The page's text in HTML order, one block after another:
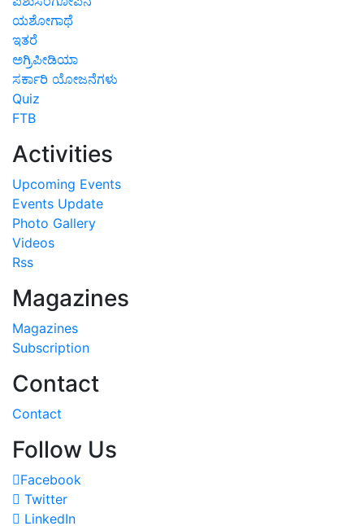
ಯಶೋಗಾಥೆ
ಇತರೆ
ಅಗ್ರಿಪೀಡಿಯಾ
ಸರ್ಕಾರಿ ಯೋಜನೆಗಳು
Quiz
FTB
Activities
Upcoming Events
Events Update
Photo Gallery
Videos
Rss
Magazines
Magazines
Subscription
Contact
Contact
Follow Us
Facebook
Twitter
LinkedIn